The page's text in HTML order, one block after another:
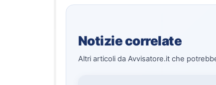
Notizie correlate
Altri articoli da Avvisatore.it che